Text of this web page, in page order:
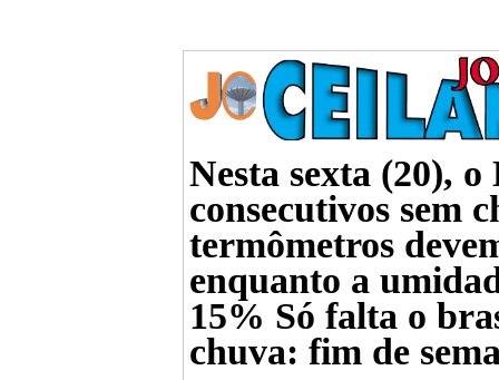
Nesta sexta (20),
consecutivos sem
termômetros
enquanto a
15% Só falta o
chuva: fim de